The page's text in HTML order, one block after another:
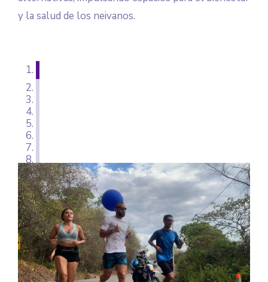
y la salud de los neivanos.